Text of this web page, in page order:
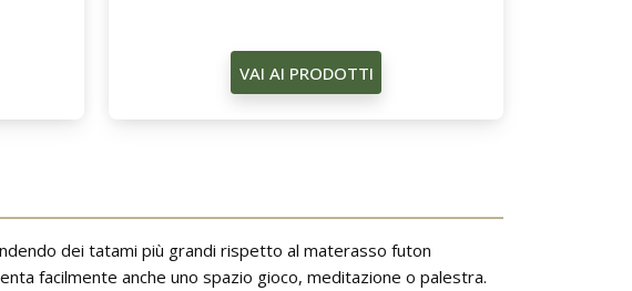
VAI AI PRODOTTI
dei tatami più grandi rispetto al materasso futon
facilmente anche uno spazio gioco, meditazione o palestra.